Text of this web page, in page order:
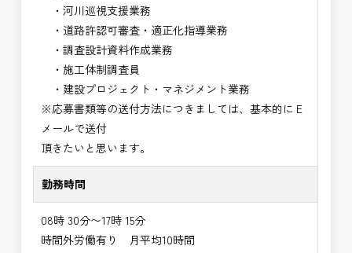
・河川巡視支援業務
・道路許認可審査・適正化指導業務
・調査設計資料作成業務
・施工体制調査員
・建設プロジェクト・マネジメント業務
※応募書類等の送付方法につきましては、基本的にＥ
メールで送付
頂きたいと思います。
勤務時間
08時 30分〜17時 15分
時間外労働有り 月平均10時間